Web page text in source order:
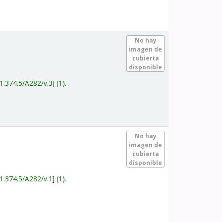
No hay
imagen de
cubierta
disponible
A282/v.3 (1).
No hay
imagen de
cubierta
disponible
A282/v.1 (1).